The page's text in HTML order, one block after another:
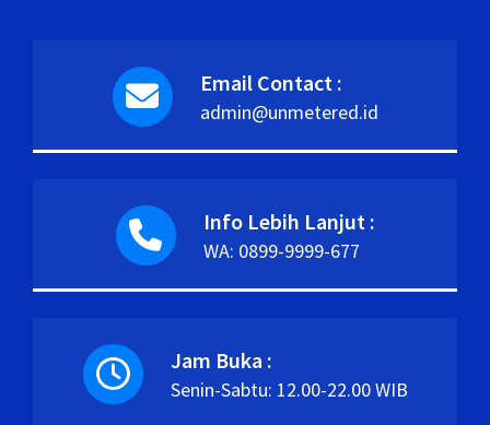
Email Contact :
admin@unmetered.id
Info Lebih Lanjut :
WA: 0899-9999-677
Jam Buka :
Senin-Sabtu: 12.00-22.00 WIB